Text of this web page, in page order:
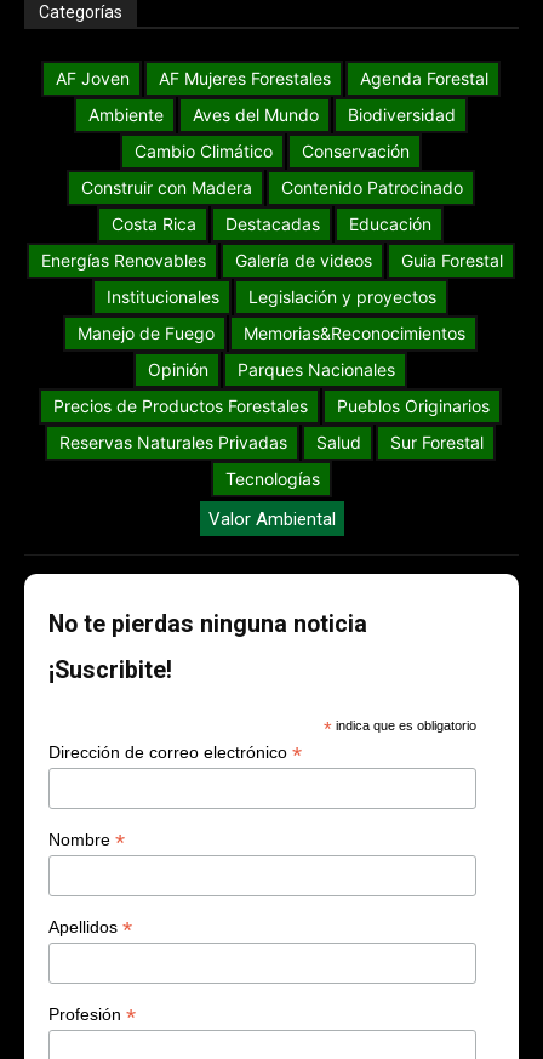
Categorías
AF Joven AF Mujeres Forestales
Agenda Forestal
Ambiente
Aves del Mundo
Biodiversidad
Cambio Climático
Conservación
Construir con Madera
Contenido Patrocinado
Costa Rica
Destacadas
Educación
Energías Renovables
Galería de videos
Guia Forestal
Institucionales
Legislación y proyectos
Manejo de Fuego
Memorias&Reconocimientos
Opinión
Parques Nacionales
Precios de Productos Forestales
Pueblos Originarios
Reservas Naturales Privadas
Salud
Sur Forestal
Tecnologías
Valor Ambiental
No te pierdas ninguna noticia
¡Suscribite!
* indica que es obligatorio
Dirección de correo electrónico *
Nombre *
Apellidos *
Profesión *